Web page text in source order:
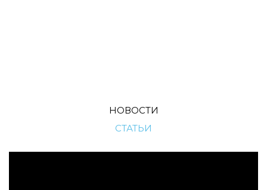
НОВОСТИ
СТАТЬИ